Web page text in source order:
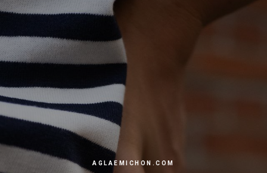
AGLAEMICHON.COM